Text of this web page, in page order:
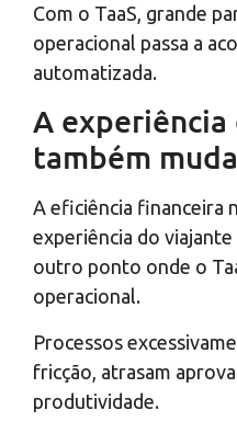
Com o TaaS, grande
operacional passa a
automatizada.
A
também muda
A eficiência financeira
experiência do
outro ponto onde o
operacional.
Processos
fricção, atrasam
produtividade.